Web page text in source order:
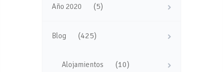
Año 2020 (5)
Blog (425)
Alojamientos (10)